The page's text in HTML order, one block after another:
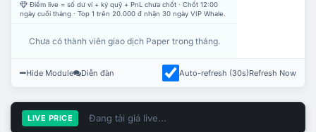
Điểm live = số dư ví + ký quỹ + PnL chưa chốt · Chốt 12:00
ngày cuối tháng · Top 1 trên 20.000 đ nhận 30 ngày VIP Whale.
Chưa có thành viên giao dịch Paper trong tháng.
Hide Module Diễn đàn Auto-refresh (30s)Refresh Now
LIVE PRICE Đang tải giá live...